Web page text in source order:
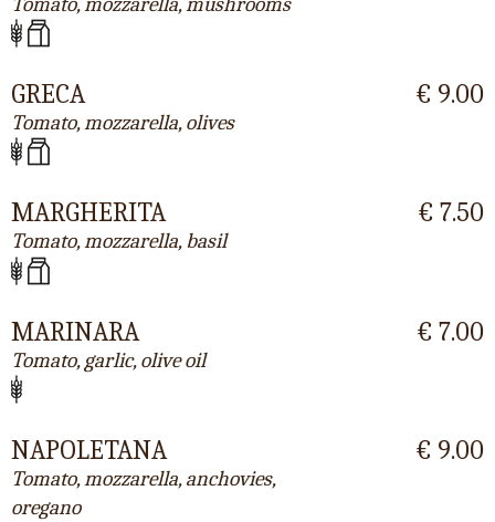
GRECA
Tomato, mozzarella, olives
€ 9.00
MARGHERITA
Tomato, mozzarella, basil
€ 7.50
MARINARA
Tomato, garlic, olive oil
€ 7.00
NAPOLETANA
Tomato, mozzarella, anchovies,
oregano
€ 9.00